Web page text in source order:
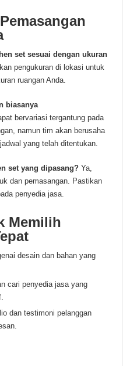
set sesuai dengan ukuran
pengukuran di lokasi untuk
ruangan Anda.
biasanya
bervariasi tergantung pada
namun tim akan berusaha
yang telah ditentukan.
set yang dipasang? Ya,
dan pemasangan. Pastikan
penyedia jasa.
Memilih
desain dan bahan yang
cari penyedia jasa yang
dan testimoni pelanggan